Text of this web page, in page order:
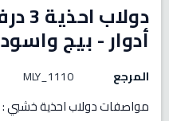
أدوار - بيج واسود
المرجع MLY_1110
مواصفات دولاب احذية خشبي :